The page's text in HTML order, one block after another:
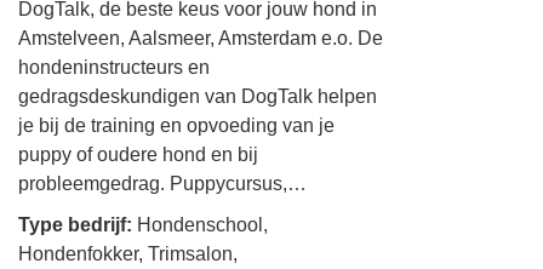
DogTalk, de beste keus voor jouw hond in
Amstelveen, Aalsmeer, Amsterdam e.o. De
hondeninstructeurs en
gedragsdeskundigen van DogTalk helpen
je bij de training en opvoeding van je
puppy of oudere hond en bij
probleemgedrag. Puppycursus,…
Type bedrijf: Hondenschool,
Hondenfokker, Trimsalon,